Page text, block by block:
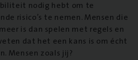
nodig hebt om te
risico’s te nemen. Mensen die
is dan spelen met regels en
dat het een kans is om écht
Mensen zoals jij?